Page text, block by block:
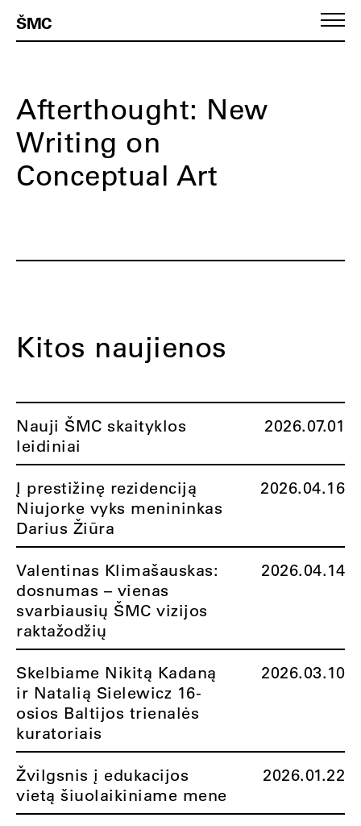
ŠMC
Afterthought: New
Writing on
Conceptual Art
Kitos naujienos
Nauji ŠMC skaityklos
leidiniai
2026.07.01
Į prestižinę rezidenciją
Niujorke vyks menininkas
Darius Žiūra
2026.04.16
Valentinas Klimašauskas:
dosnumas – vienas
svarbiausių ŠMC vizijos
raktažodžių
2026.04.14
Skelbiame Nikitą Kadaną
ir Natalią Sielewicz 16-
osios Baltijos trienalės
kuratoriais
2026.03.10
Žvilgsnis į edukacijos
vietą šiuolaikiniame mene
2026.01.22